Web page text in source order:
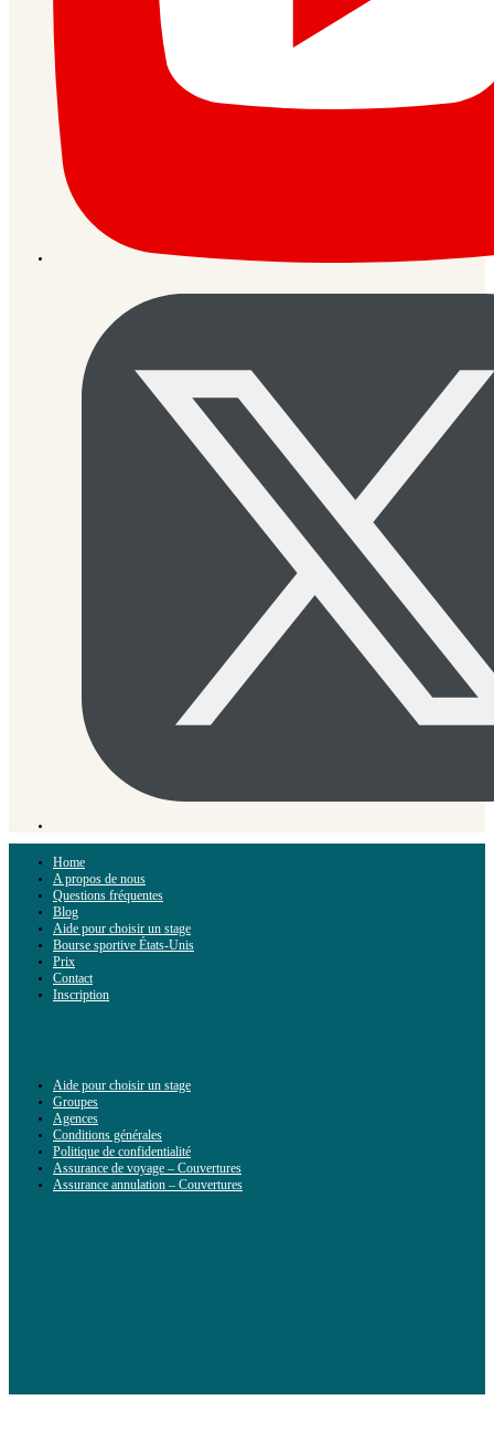
Home
A propos de nous
Questions fréquentes
Blog
Aide pour choisir un stage
Bourse sportive États-Unis
Prix
Contact
Inscription
Aide pour choisir un stage
Groupes
Agences
Conditions générales
Politique de confidentialité
Assurance de voyage – Couvertures
Assurance annulation – Couvertures